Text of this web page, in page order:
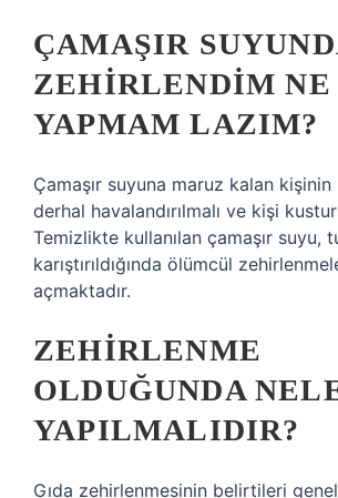
ÇAMAŞIR
ZEHIRLENDIM NE
YAPMAM LAZIM?
Çamaşır suyuna maruz kalan
derhal havalandırılmalı ve kişi
Temizlikte kullanılan çamaşır suyu,
karıştırıldığında ölümcül
açmaktadır.
ZEHIRLENME
OLDUĞUNDA
YAPILMALIDIR?
Gıda zehirlenmesinin belirtileri